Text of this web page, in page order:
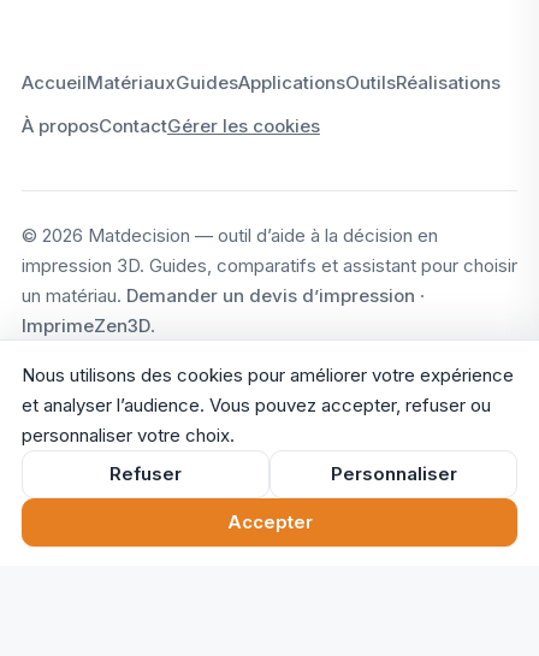
AccueilMatériauxGuidesApplicationsOutilsRéalisations
À proposContactGérer les cookies
© 2026 Matdecision — outil d’aide à la décision en
impression 3D. Guides, comparatifs et assistant pour choisir
un matériau. Demander un devis d’impression ·
ImprimeZen3D.
Nous utilisons des cookies pour améliorer votre expérience
et analyser l’audience. Vous pouvez accepter, refuser ou
personnaliser votre choix.
Refuser
Personnaliser
Accepter